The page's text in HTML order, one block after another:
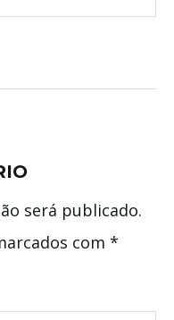
será publicado.
com *